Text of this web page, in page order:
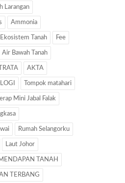
Larangan
Ammonia
Ekosistem Tanah Fee
Air Bawah Tanah
AKTA
Tompok matahari
Mini Jabal Falak
Rumah Selangorku
Laut Johor
TANAH
TERBANG